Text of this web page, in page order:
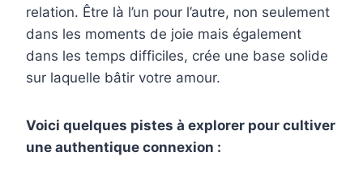
relation. Être là l’un pour l’autre, non seulement
dans les moments de joie mais également
dans les temps difficiles, crée une base solide
sur laquelle bâtir votre amour.
Voici quelques pistes à explorer pour cultiver
une authentique connexion :